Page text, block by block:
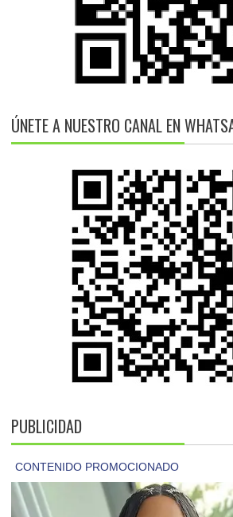
ÚNETE A NUESTRO CANAL EN
PUBLICIDAD